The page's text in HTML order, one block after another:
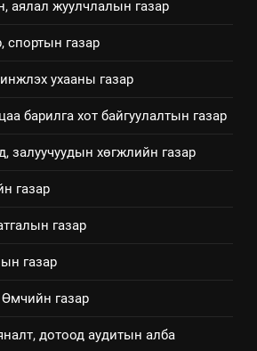
аялал жуулчлалын газар
спортын газар
ухааны газар
барилга хот байгуулалтын газар
залуучуудын хөгжлийн газар
газар
газар
газар
газар
дотоод аудитын алба
аудитын дүгнэлт
ИЛ ТОД БАЙДАЛ
Үйл ажиллагаандаа мөрдөж
ИЛ ТОД БАЙДАЛ
Мэдээлэл хариуцагчийн
явуулж байгаа үйл ажиллагаа,
үйлдвэрлэл, үйлчилгээ,
ашиглаж байгаа техник,